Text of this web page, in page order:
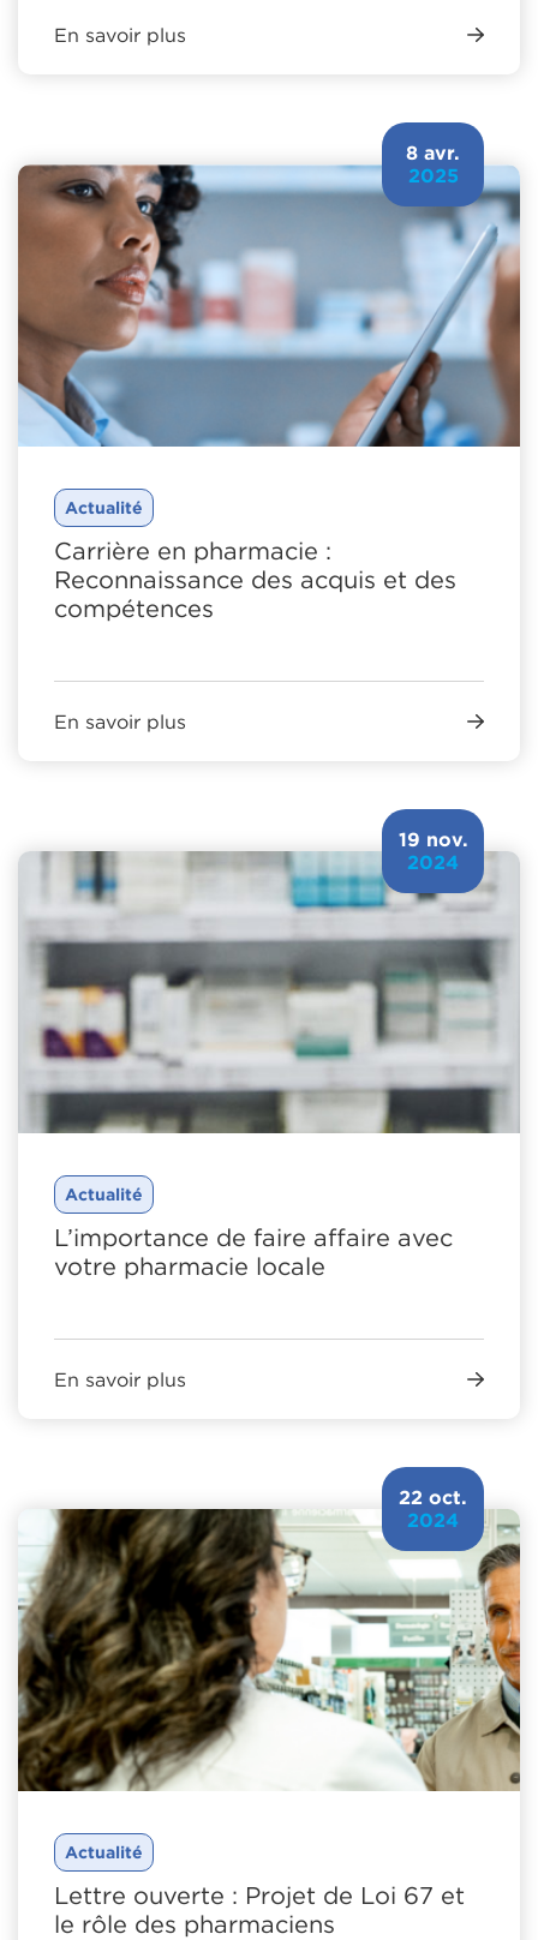
En savoir plus
8 avr.
2025
Actualité
Carrière en pharmacie :
Reconnaissance des acquis et des
compétences
En savoir plus
19 nov.
2024
Actualité
L’importance de faire affaire avec
votre pharmacie locale
En savoir plus
22 oct.
2024
Actualité
Lettre ouverte : Projet de Loi 67 et
le rôle des pharmaciens